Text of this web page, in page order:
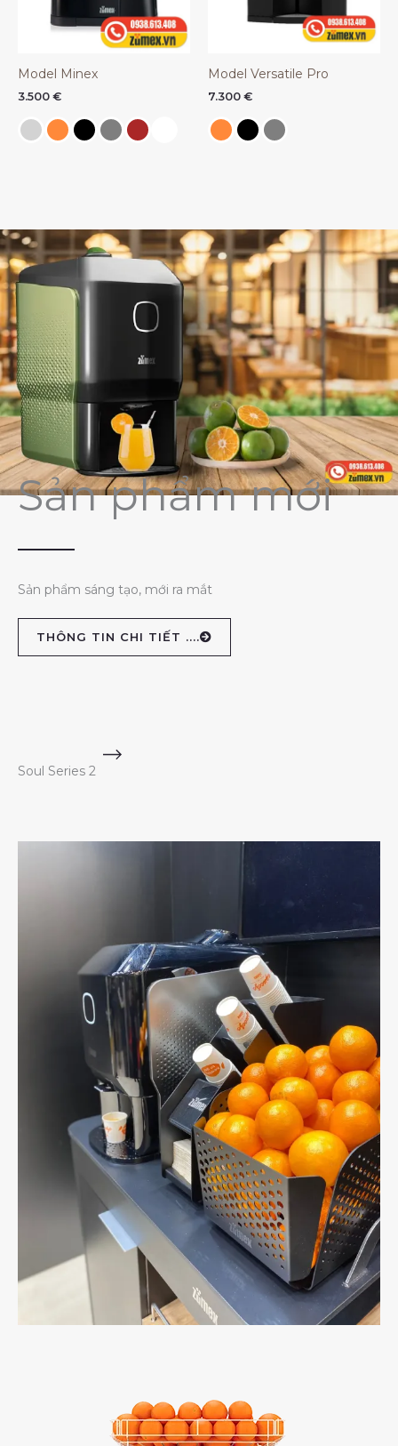
Model Minex
3.500 €
Model Versatile Pro
7.300 €
Sản phẩm mới
Sản phẩm sáng tạo, mới ra mắt
THÔNG TIN CHI TIẾT ....
Soul Series 2